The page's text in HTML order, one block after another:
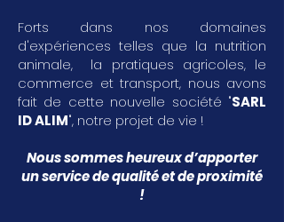
Forts dans nos domaines
d'expériences telles que la nutrition
animale, la pratiques agricoles, le
commerce et transport, nous avons
fait de cette nouvelle société "SARL
ID ALIM", notre projet de vie !
Nous sommes heureux d’apporter
un service de qualité et de proximité
!